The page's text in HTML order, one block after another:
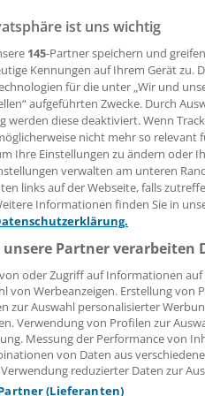
(HL). Die Einnahmen
sind im ersten Quartal
gestiegen. Beachtlich ist
in zweistelliger
Leserin, lieber
Beitrag können Sie
Jetzt anmelden »
vergessen?
Problem beim Login?
ist mit wenigen Klicks
des kostenlosen
Analysen, Hintergründe und
Interviews und Praxis-
ist uns wichtig
145-Partner speichern und
Kennungen auf Ihrem Gerät zu.
für die unter „Wir und
aufgeführten Zwecke. Durch
werden diese deaktiviert. Wenn
nicht mehr so relevant
Ihre Einstellungen zu ändern oder
verwalten am unteren
links auf der Webseite, falls
Informationen finden Sie in
Partner verarbeiten
oder Zugriff auf Informationen
von Werbeanzeigen. Erstellung
zur Auswahl personalisierter
Verwendung von Profilen zur
Messung der Performance von
von Daten aus
reduzierter Daten zur
(Lieferanten)